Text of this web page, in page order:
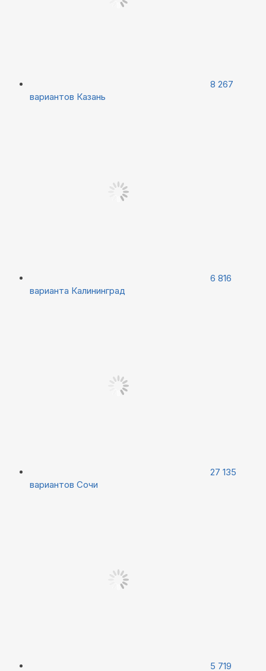
8 267
вариантов Казань
6 816
варианта Калининград
27 135
вариантов Сочи
5 719